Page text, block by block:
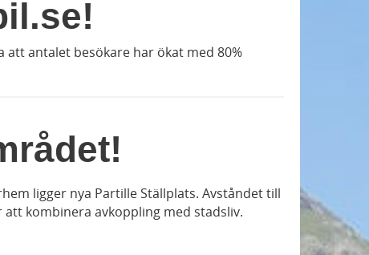
antalet besökare har ökat med 80%
ligger nya Partille Ställplats. Avståndet till
kombinera avkoppling med stadsliv.